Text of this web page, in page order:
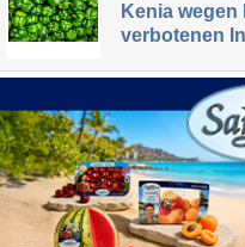
Kenia
verbotenen